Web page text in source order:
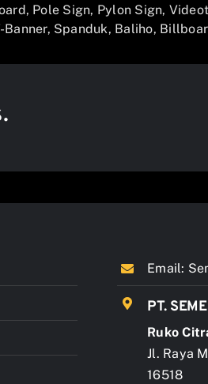
Pole Sign, Pylon Sign,
Banner, Spanduk, Baliho,
Email:
PT.
Ruko
Jl. Raya
16518